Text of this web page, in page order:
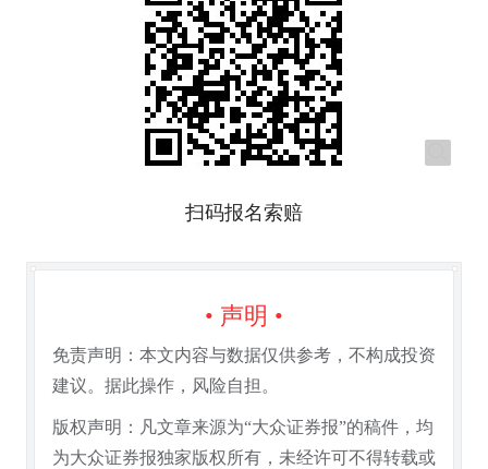
扫码报名索赔
• 声明 •
免责声明：本文内容与数据仅供参考，不构成投资
建议。据此操作，风险自担。
版权声明：凡文章来源为“大众证券报”的稿件，均
为大众证券报独家版权所有，未经许可不得转载或